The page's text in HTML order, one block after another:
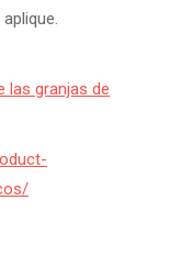
las granjas de